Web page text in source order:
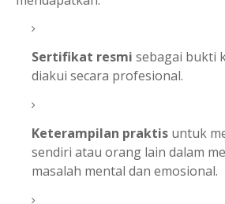
Sertifikat resmi sebagai bukti
diakui secara profesional.
Keterampilan praktis untuk
sendiri atau orang lain dalam
masalah mental dan emosional.